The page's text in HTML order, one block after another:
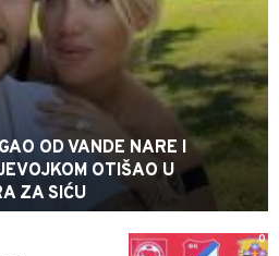
OD VANDE NARE I
OTIŠAO U
ZA SIĆU
0